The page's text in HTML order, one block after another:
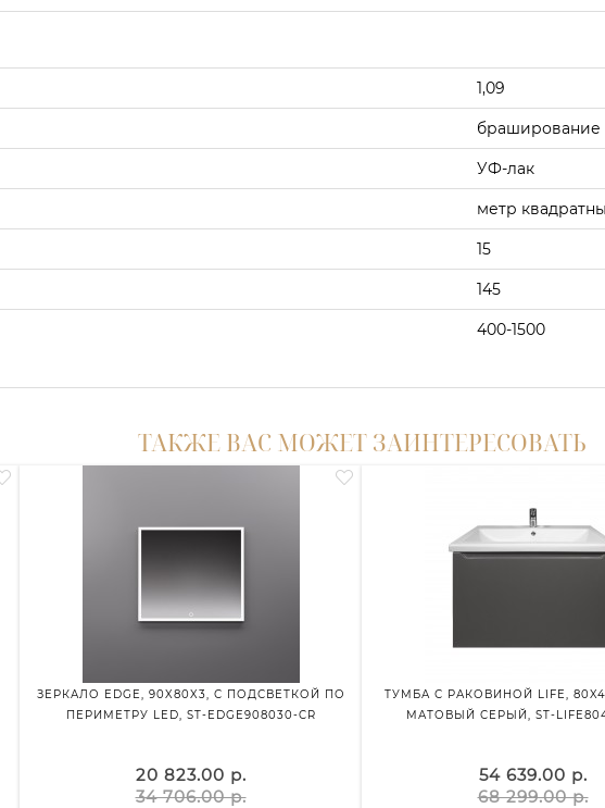
1,09
браширование
УФ-лак
метр
15
145
400-1500
ТАКЖЕ ВАС МОЖЕТ ЗАИНТЕРЕСОВАТЬ
ЗЕРКАЛО EDGE, 90X80X3, С ПОДСВЕТКОЙ ПО
ПЕРИМЕТРУ LED, ST-EDGE908030-CR
20 823.00 р.
34 706.00 р.
ТУМБА С РАКОВИНОЙ LIFE,
МАТОВЫЙ СЕРЫЙ, ST-
54 639.00 р.
68 299.00 р.